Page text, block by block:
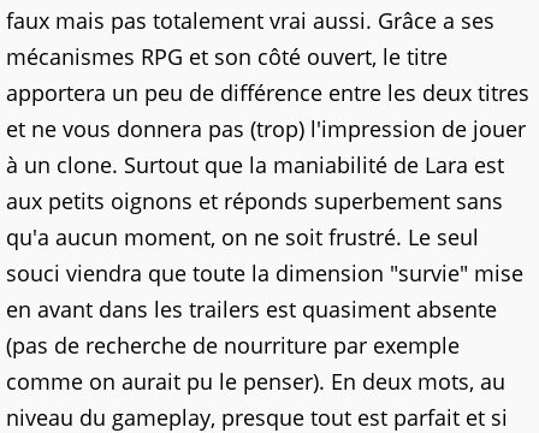
faux mais pas totalement vrai aussi. Grâce a ses
mécanismes RPG et son côté ouvert, le titre
apportera un peu de différence entre les deux titres
et ne vous donnera pas (trop) l'impression de jouer
à un clone. Surtout que la maniabilité de Lara est
aux petits oignons et réponds superbement sans
qu'a aucun moment, on ne soit frustré. Le seul
souci viendra que toute la dimension "survie" mise
en avant dans les trailers est quasiment absente
(pas de recherche de nourriture par exemple
comme on aurait pu le penser). En deux mots, au
niveau du gameplay, presque tout est parfait et si